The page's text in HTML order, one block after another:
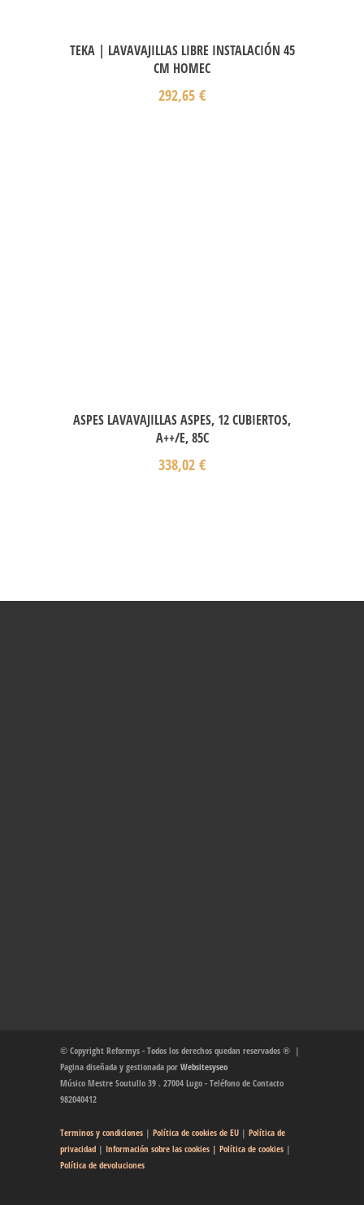
TEKA | LAVAVAJILLAS LIBRE INSTALACIÓN 45
CM HOMEC
292,65 €
ASPES LAVAVAJILLAS ASPES, 12 CUBIERTOS,
A++/E, 85C
338,02 €
© Copyright Reformys - Todos los derechos quedan reservados ® |
Pagina diseñada y gestionada por Websitesyseo
Músico Mestre Soutullo 39 . 27004 Lugo - Teléfono de Contacto
982040412
Terminos y condiciones | Política de cookies de EU | Política de
privacidad | Información sobre las cookies | Política de cookies |
Política de devoluciones